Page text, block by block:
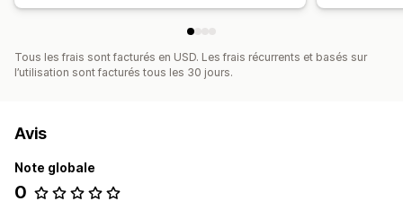
Tous les frais sont facturés en USD. Les frais récurrents et basés sur
l’utilisation sont facturés tous les 30 jours.
Avis
Note globale
0